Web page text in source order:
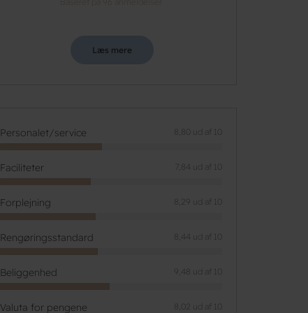
Læs mere
Personalet/service 8,80 ud af 10
Faciliteter 7,84 ud af 10
Forplejning 8,29 ud af 10
Rengøringsstandard 8,44 ud af 10
Beliggenhed 9,48 ud af 10
Valuta for pengene 8,02 ud af 10